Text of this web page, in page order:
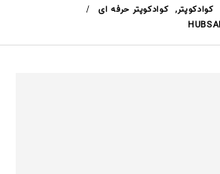
کوادکوپتر, کوادکوپتر حرفه ای